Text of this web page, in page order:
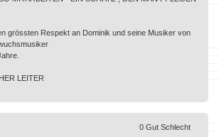
grössten Respekt an Dominik und seine Musiker von
LEITER
0 Gut Schlecht